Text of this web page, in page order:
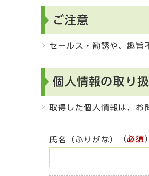
ご注意
セールス・勧誘や、趣旨
個人情報の取り
取得した個人情報は、お
氏名（ふりがな） （必須）